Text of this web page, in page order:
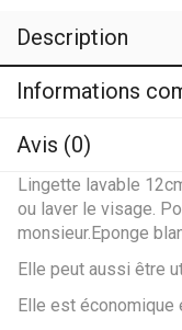
Description
Informations
Avis (0)
Lingette lavable
ou laver le visage.
monsieur.Eponge
Elle peut aussi être
Elle est économique